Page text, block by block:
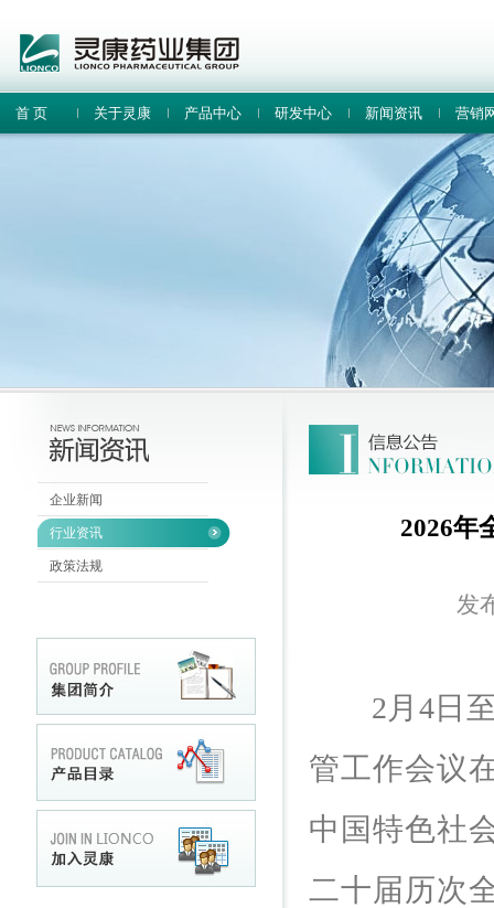
首 页 关于灵康 产品中心 研发中心 新闻资讯 营销
企业新闻
行业资讯
政策法规
2026年
发
2月4日
管工作会议
中国特色社
二十届历次